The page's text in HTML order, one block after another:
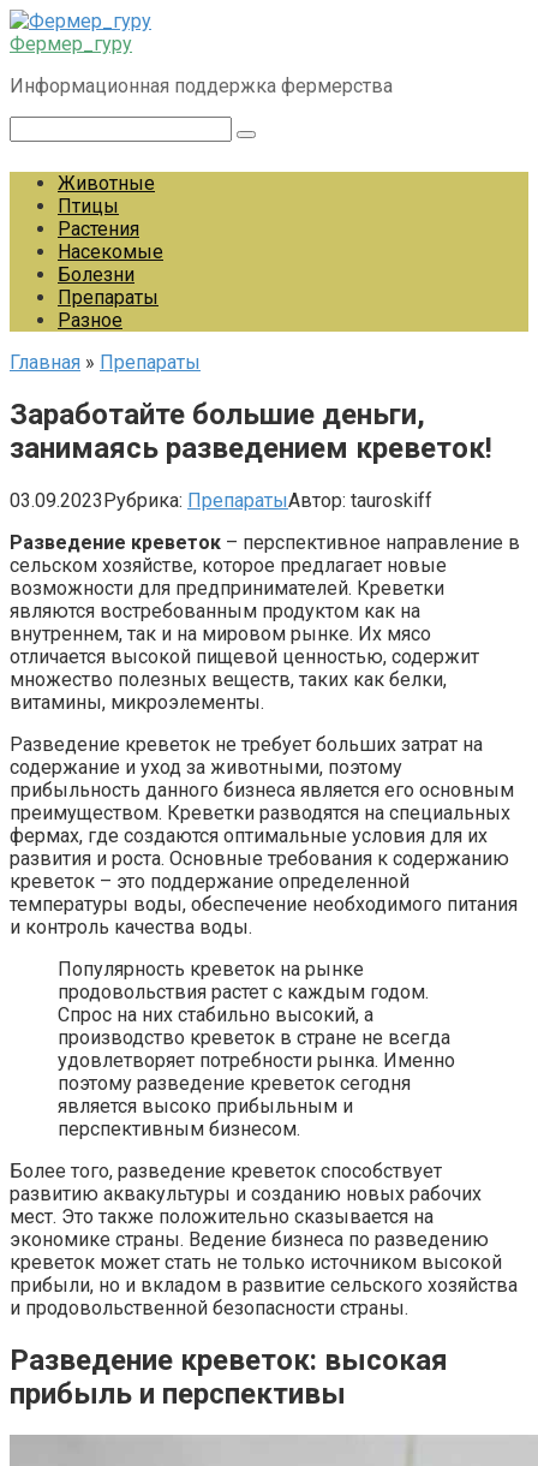
Перейти
к
Фермер_гуру
Информационная поддержка фермерства
Животные
Птицы
Растения
Насекомые
Болезни
Препараты
Разное
Главная » Препараты
Заработайте большие деньги,
занимаясь разведением креветок!
03.09.2023Рубрика: ПрепаратыАвтор: tauroskiff
Разведение креветок – перспективное направление в
сельском хозяйстве, которое предлагает новые
возможности для предпринимателей. Креветки
являются востребованным продуктом как на
внутреннем, так и на мировом рынке. Их мясо
отличается высокой пищевой ценностью, содержит
множество полезных веществ, таких как белки,
витамины, микроэлементы.
Разведение креветок не требует больших затрат на
содержание и уход за животными, поэтому
прибыльность данного бизнеса является его основным
преимуществом. Креветки разводятся на специальных
фермах, где создаются оптимальные условия для их
развития и роста. Основные требования к содержанию
креветок – это поддержание определенной
температуры воды, обеспечение необходимого питания
и контроль качества воды.
Популярность креветок на рынке
продовольствия растет с каждым годом.
Спрос на них стабильно высокий, а
производство креветок в стране не всегда
удовлетворяет потребности рынка. Именно
поэтому разведение креветок сегодня
является высоко прибыльным и
перспективным бизнесом.
Более того, разведение креветок способствует
развитию аквакультуры и созданию новых рабочих
мест. Это также положительно сказывается на
экономике страны. Ведение бизнеса по разведению
креветок может стать не только источником высокой
прибыли, но и вкладом в развитие сельского хозяйства
и продовольственной безопасности страны.
Разведение креветок: высокая
прибыль и перспективы